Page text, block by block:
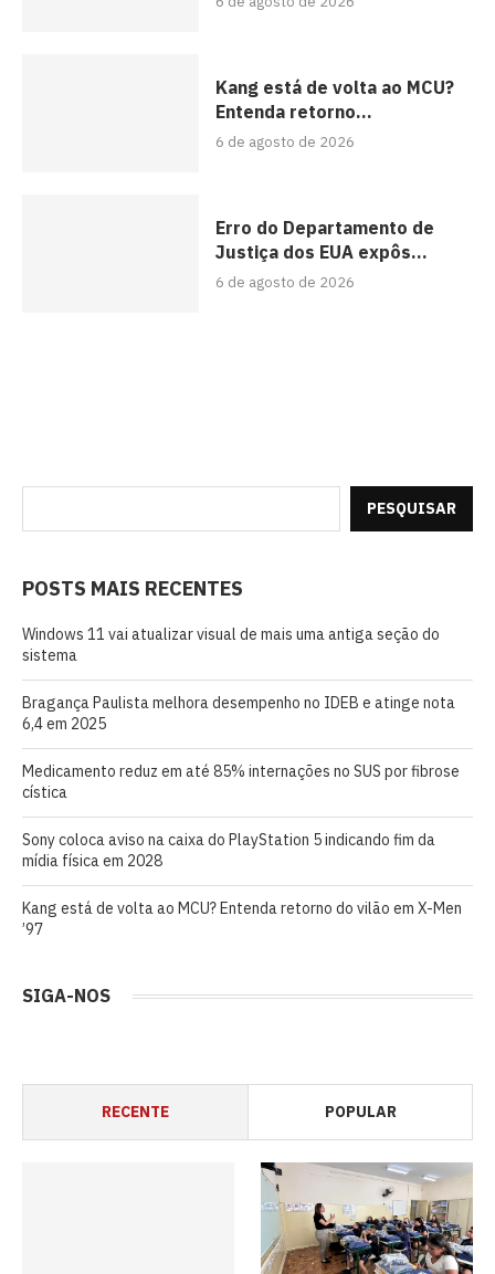
Kang está de volta ao MCU?
Entenda retorno...
6 de agosto de 2026
Erro do Departamento de
Justiça dos EUA expôs...
6 de agosto de 2026
PESQUISAR
POSTS MAIS RECENTES
Windows 11 vai atualizar visual de mais uma antiga seção do
sistema
Bragança Paulista melhora desempenho no IDEB e atinge nota
6,4 em 2025
Medicamento reduz em até 85% internações no SUS por fibrose
cística
Sony coloca aviso na caixa do PlayStation 5 indicando fim da
mídia física em 2028
Kang está de volta ao MCU? Entenda retorno do vilão em X-Men
’97
SIGA-NOS
RECENTE POPULAR